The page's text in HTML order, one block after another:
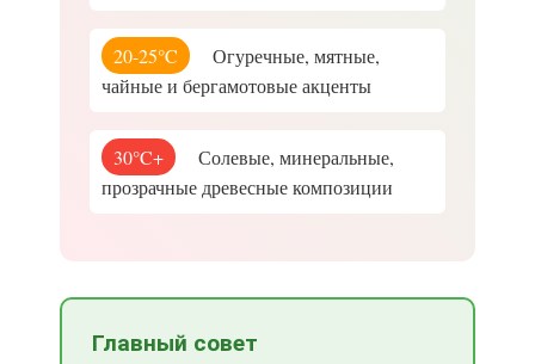
20-25°C
Огуречные, мятные,
чайные и бергамотовые акценты
30°C+
Солевые, минеральные,
прозрачные древесные композиции
Главный совет